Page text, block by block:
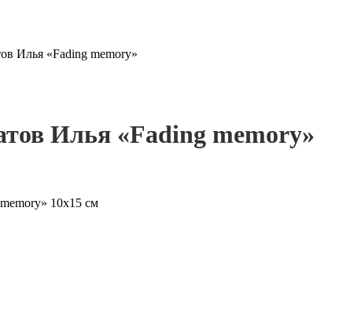
Илья «Fading memory»
Илья «Fading memory»
10х15 см